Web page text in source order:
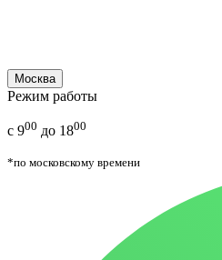
Москва
Режим работы
с 900 до 1800
*по московскому времени